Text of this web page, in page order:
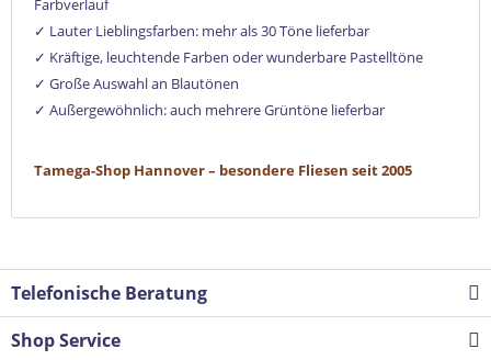
✓ Lauter Lieblingsfarben: mehr als 30 Töne lieferbar
✓ Kräftige, leuchtende Farben oder wunderbare Pastelltöne
✓ Große Auswahl an Blautönen
✓ Außergewöhnlich: auch mehrere Grüntöne lieferbar
Tamega-Shop Hannover – besondere Fliesen seit 2005
Telefonische Beratung
Shop Service